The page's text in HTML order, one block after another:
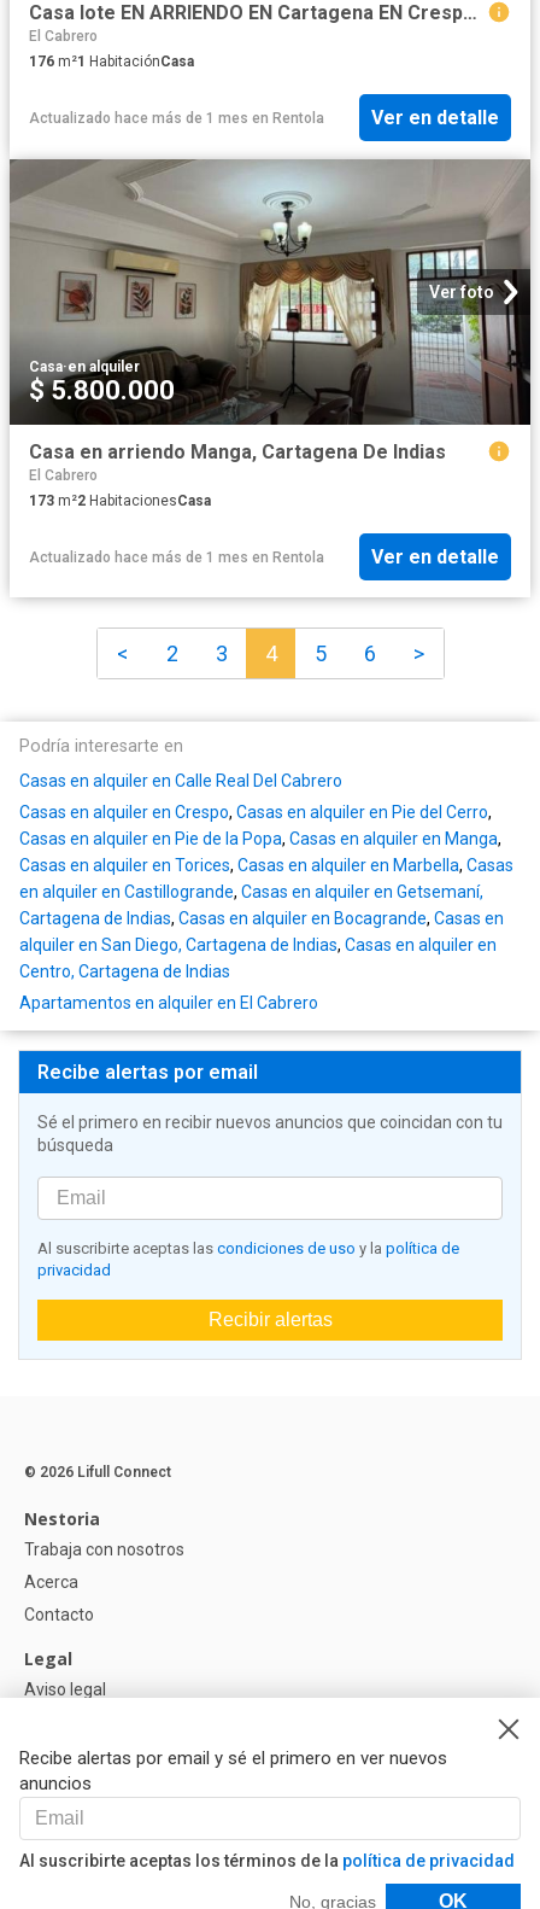
Casa lote EN ARRIENDO EN Cartagena EN Crespo 252509 $6.000.000
El Cabrero
176 m²1 HabitaciónCasa
Actualizado hace más de 1 mes en Rentola Ver en detalle
Ver foto
Casa·en alquiler
$ 5.800.000
Casa en arriendo Manga, Cartagena De Indias
El Cabrero
173 m²2 HabitacionesCasa
Actualizado hace más de 1 mes en Rentola Ver en detalle
< 2 3 4 5 6 >
Podría interesarte en
Casas en alquiler en Calle Real Del Cabrero
Casas en alquiler en Crespo, Casas en alquiler en Pie del Cerro,
Casas en alquiler en Pie de la Popa, Casas en alquiler en Manga,
Casas en alquiler en Torices, Casas en alquiler en Marbella, Casas
en alquiler en Castillogrande, Casas en alquiler en Getsemaní,
Cartagena de Indias, Casas en alquiler en Bocagrande, Casas en
alquiler en San Diego, Cartagena de Indias, Casas en alquiler en
Centro, Cartagena de Indias
Apartamentos en alquiler en El Cabrero
Recibe alertas por email
Sé el primero en recibir nuevos anuncios que coincidan con tu
búsqueda
Al suscribirte aceptas las condiciones de uso y la política de
privacidad
Recibir alertas
Recibe alertas por email y sé el primero en ver nuevos
anuncios
Al suscribirte aceptas los términos de la política de privacidad
No, gracias OK
Filtros
© 2026 Lifull Connect
Nestoria
Trabaja con nosotros
Acerca
Contacto
Legal
Aviso legal
Política de Cookies
Ayuda
Preguntas
Nuestros Partners